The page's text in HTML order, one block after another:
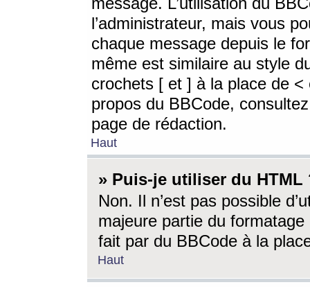
l’administrateur, mais vous
chaque message depuis le
même est similaire au style
crochets [ et ] à la place de <
propos du BBCode,
page de rédaction.
Haut
» Puis-je utiliser du HTML
Non. Il n’est pas possible
majeure partie du
fait par du BBCode à la
Haut